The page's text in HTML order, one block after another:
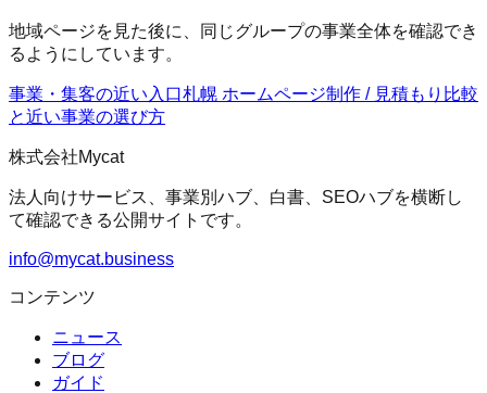
地域ページを見た後に、同じグループの事業全体を確認でき
るようにしています。
事業・集客の近い入口札幌 ホームページ制作 / 見積もり比較
と近い事業の選び方
株式会社Mycat
法人向けサービス、事業別ハブ、白書、SEOハブを横断し
て確認できる公開サイトです。
info@mycat.business
コンテンツ
ニュース
ブログ
ガイド